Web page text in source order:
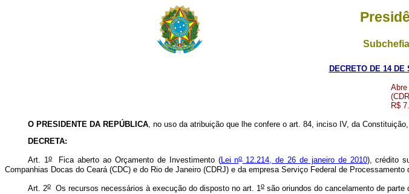
DECRETO DE 14 DE
R$
O PRESIDENTE DA REPÚBLICA, no uso da atribuição que lhe confere o art. 84, inciso IV, da
DECRETA:
Art. 1oFica aberto ao Orçamento de Investimento (Lei no12.214, de 26 de janeiro de 2010), crédito
Companhias Docas do Ceará (CDC) e do Rio de Janeiro (CDRJ) e da empresa Serviço Federal de Processamento
Art. 2oOs recursos necessários à execução do disposto no art. 1osão oriundos do cancelamento de parte